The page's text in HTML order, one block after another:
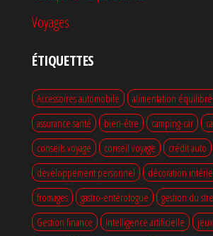
Voyages
ÉTIQUETTES
Accessoires automobile alimentation
assurance santé
bien-être camping-car
conseils voyage
conseil voyage
crédit auto
developpement personnel
décoration
fromages
gastro-entérologue
gestion du
Gestion finance
intelligence artificielle